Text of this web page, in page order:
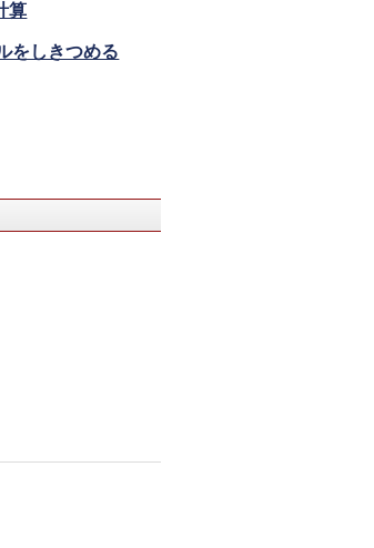
算
をしきつめる